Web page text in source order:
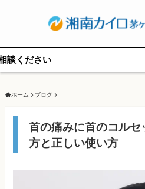
ホーム ブログ
首の痛みに首のコル
方と正しい使い方